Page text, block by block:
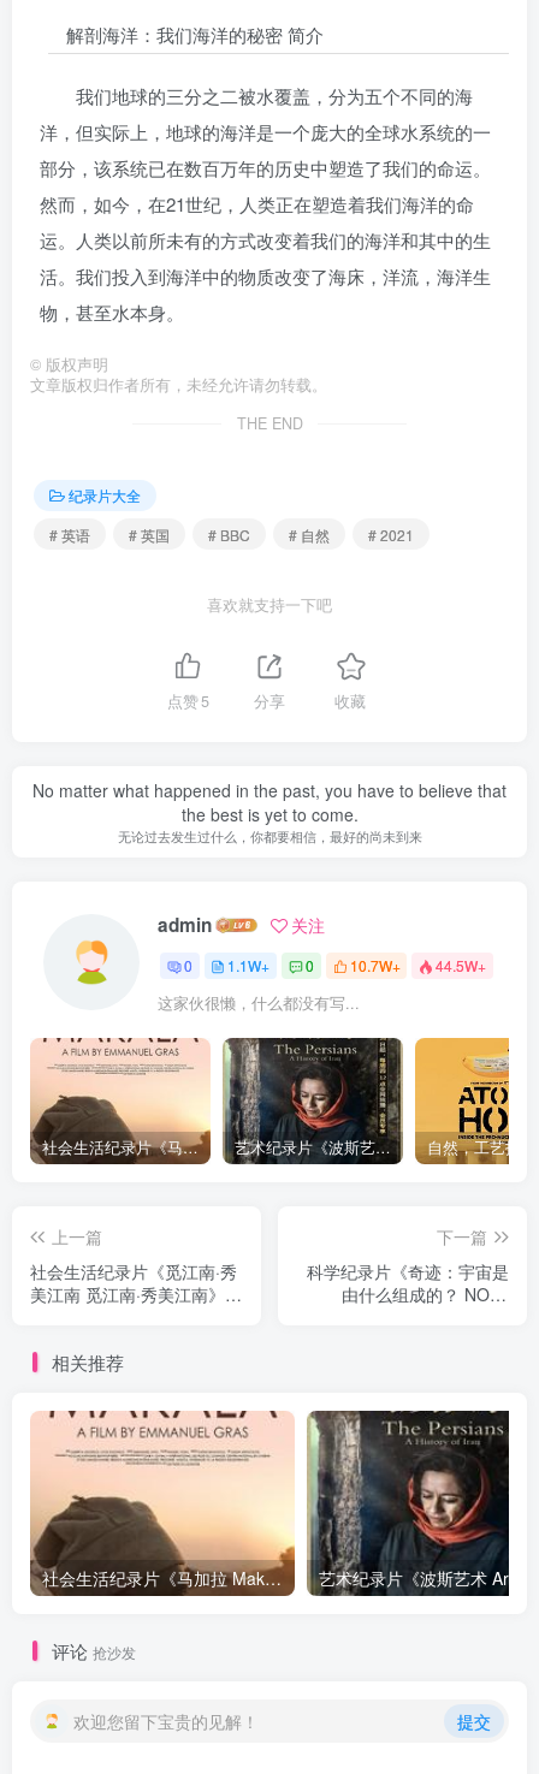
解剖海洋：我们海洋的秘密 简介
我们地球的三分之二被水覆盖，分为五个不同的海
洋，但实际上，地球的海洋是一个庞大的全球水系统的一
部分，该系统已在数百万年的历史中塑造了我们的命运。
然而，如今，在21世纪，人类正在塑造着我们海洋的命
运。人类以前所未有的方式改变着我们的海洋和其中的生
活。我们投入到海洋中的物质改变了海床，洋流，海洋生
物，甚至水本身。
© 版权声明
文章版权归作者所有，未经允许请勿转载。
THE END
纪录片大全
# 英语
# 英国 # BBC # 自然 # 2021
喜欢就支持一下吧
点赞5 分享 收藏
No matter what happened in the past, you have to believe that
the best is yet to come.
无论过去发生过什么，你都要相信，最好的尚未到来
admin 关注
0 1.1W+ 0 10.7W+ 44.5W+
这家伙很懒，什么都没有写...
社会生活纪录片《马加拉 Makala》下载 艺术纪录片《波斯艺术 Art of Persia》下载
上一篇
社会生活纪录片《觅江南·秀
美江南 觅江南·秀美江南》下
下一篇
科学纪录片《奇迹：宇宙是
由什么组成的？ NOVA
相关推荐
社会生活纪录片《马加拉 Makala》下载
评论 抢沙发
欢迎您留下宝贵的见解！ 提交